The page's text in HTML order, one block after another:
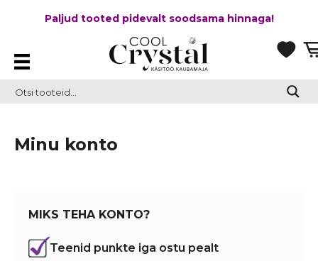
Paljud tooted pidevalt soodsama hinnaga!
Minu konto
MIKS TEHA KONTO?
Teenid punkte iga ostu pealt